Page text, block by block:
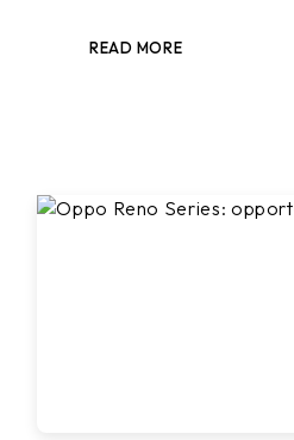
READ MORE